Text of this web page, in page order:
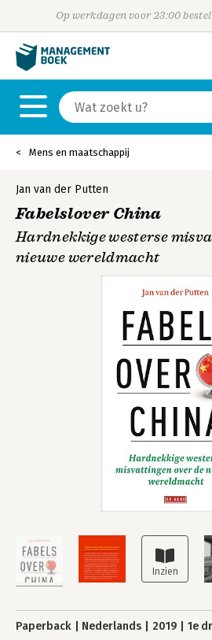
Op werkdagen voor 23:00
Mens en maatschappij
Jan van der Putten
Fabelslover China
Hardnekkige westerse
nieuwe wereldmacht
Paperback Nederlands 2019 1e